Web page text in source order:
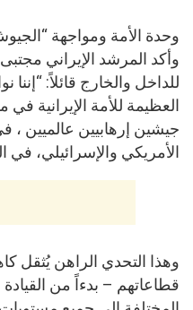
وحدة الأمة ومواجهة “الجيوش
وأكد المرشد الإيراني
للداخل والخارج قائلاً: “إننا
العظيمة للأمة الإيرانية
جيشين إرهابيين عالميين ،
الأمريكي والإسرائيلي، في
وهذا التحدي الراهن يُثقل
قطاعاتهم – بدءاً من